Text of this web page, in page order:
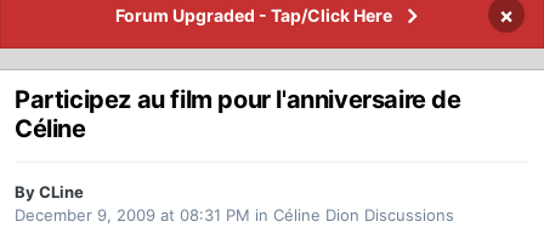
Forum Upgraded - Tap/Click Here ×
Participez au film pour l'anniversaire de
Céline
By CLine
December 9, 2009 at 08:31 PM in Céline Dion Discussions